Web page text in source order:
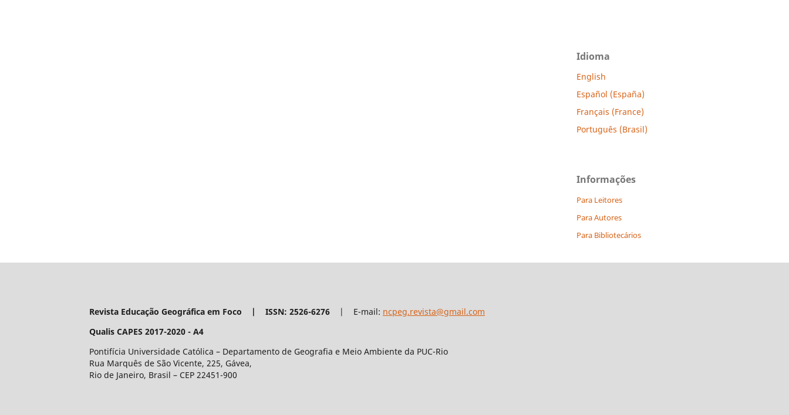
Idioma
English
Español (España)
Français (France)
Português (Brasil)
Informações
Para Leitores
Para Autores
Para Bibliotecários
Revista Educação Geográfica em Foco | ISSN: 2526-6276 | E-mail: ncpeg.revista@gmail.com
Qualis CAPES 2017-2020 - A4
Pontifícia Universidade Católica – Departamento de Geografia e Meio Ambiente da PUC-Rio
Rua Marquês de São Vicente, 225, Gávea,
Rio de Janeiro, Brasil – CEP 22451-900